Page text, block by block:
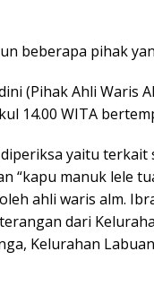
beberapa pihak
(Pihak Ahli Waris
14.00 WITA
yaitu
“kapu manuk lele
ahli waris alm.
dari
Kelurahan